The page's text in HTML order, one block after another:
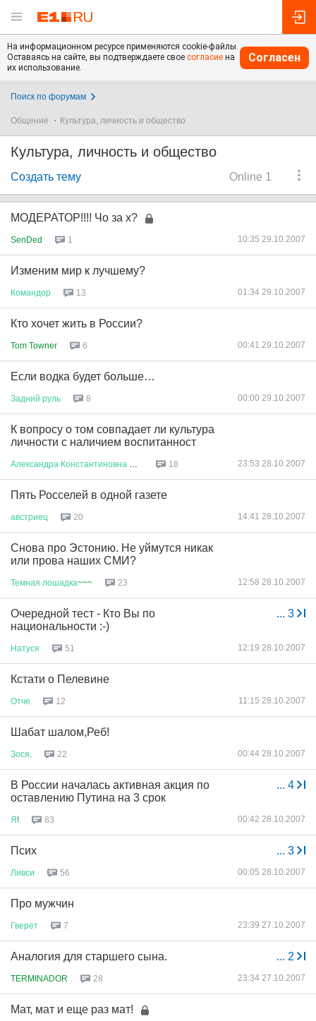
На информационном ресурсе применяются cookie-файлы.
Оставаясь на сайте, вы подтверждаете свое согласие на
их использование.
Согласен
Поиск по форумам
Общение Культура, личность и общество
Культура, личность и общество
Online 1
Создать тему
МОДЕРАТОР!!!! Чо за х?
SenDed 1 10:35 29.10.2007
Изменим мир к лучшему?
Командор 13 01:34 29.10.2007
Кто хочет жить в России?
Tom Towner 6 00:41 29.10.2007
Если водка будет больше…
Задний руль 8 00:00 29.10.2007
К вопросу о том совпадает ли культура
личности с наличием воспитанност
Александра Константиновна 18 23:53 28.10.2007
Пять Росселей в одной газете
австриец 20 14:41 28.10.2007
Снова про Эстонию. Не уймутся никак
или прова наших СМИ?
Темная лошадка~~~ 23 12:58 28.10.2007
... 3
Очередной тест - Кто Вы по
национальности :-)
Натуся 51 12:19 28.10.2007
Кстати о Пелевине
Отче 12 11:15 28.10.2007
Шабат шалом,Реб!
Зося 22 00:44 28.10.2007
... 4
В России началась активная акция по
оставлению Путина на 3 срок
Я! 83 00:42 28.10.2007
... 3
Псих
Ливси 56 00:05 28.10.2007
Про мужчин
Гверет 7 23:39 27.10.2007
... 2
Аналогия для старшего сына.
TERMINADOR 28 23:34 27.10.2007
Мат, мат и еще раз мат!